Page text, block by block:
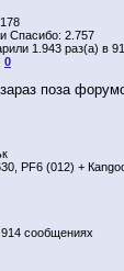
Спасибо: 2.757
1.943 раз(а) в
0
PF6 (012) +
сообщениях